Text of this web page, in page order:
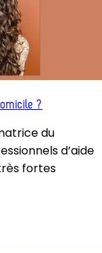
?
du
d’aide
fortes